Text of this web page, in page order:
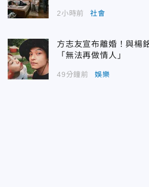
2小時前 社會
方志友宣布離婚！與
「無法再做情人」
49分鐘前 娛樂